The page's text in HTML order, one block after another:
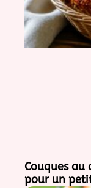
Couques
pour un